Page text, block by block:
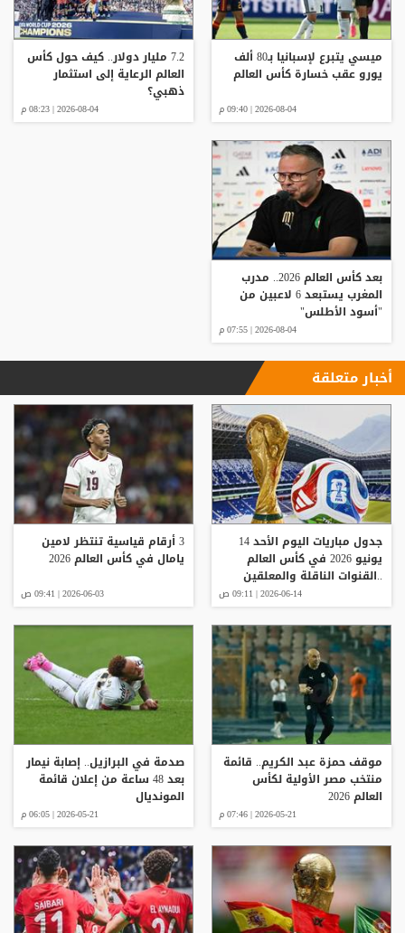
ميسي يتبرع لإسبانيا بـ80 ألف
يورو عقب خسارة كأس العالم
2026-08-04 | 09:40 م
7.2 مليار دولار.. كيف حول كأس
العالم الرعاية إلى استثمار
ذهبي؟
2026-08-04 | 08:23 م
بعد كأس العالم 2026.. مدرب
المغرب يستبعد 6 لاعبين من
"أسود الأطلس"
2026-08-04 | 07:55 م
أخبار متعلقة
جدول مباريات اليوم الأحد 14
يونيو 2026 في كأس العالم
..القنوات الناقلة والمعلقين
2026-06-14 | 09:11 ص
3 أرقام قياسية تنتظر لامين
يامال في كأس العالم 2026
2026-06-03 | 09:41 ص
موقف حمزة عبد الكريم.. قائمة
منتخب مصر الأولية لكأس
العالم 2026
2026-05-21 | 07:46 م
صدمة في البرازيل.. إصابة نيمار
بعد 48 ساعة من إعلان قائمة
المونديال
2026-05-21 | 06:05 م